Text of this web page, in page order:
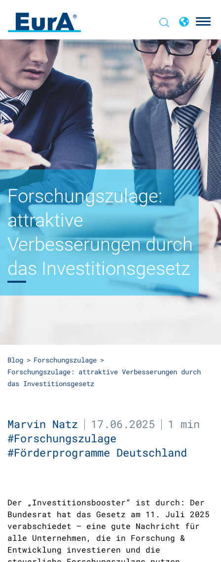
Forschungszulage:
attraktive
Verbesserungen durch
das Investitionsgesetz
Blog
Forschungszulage
Forschungszulage: attraktive Verbesserungen durch
das Investitionsgesetz
Marvin Natz 17.06.2025
1 min
#Forschungszulage
#Förderprogramme Deutschland
Der „Investitionsbooster“ ist durch: Der
Bundesrat hat das Gesetz am 11. Juli 2025
verabschiedet – eine gute Nachricht für
alle Unternehmen, die in Forschung &
Entwicklung investieren und die